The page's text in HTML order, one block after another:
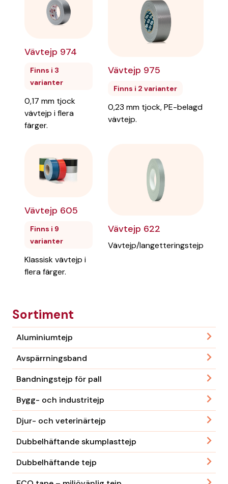
Sortiment
Aluminiumtejp
Avspärrningsband
Bandningstejp för pall
Bygg- och industritejp
Djur- och veterinärtejp
Dubbelhäftande skumplasttejp
Dubbelhäftande tejp
Vävtejp 974
Finns i 3
varianter
0,17 mm tjock
vävtejp i flera
färger.
Vävtejp 975
Finns i 2 varianter
0,23 mm tjock, PE-belagd
vävtejp.
Vävtejp 605
Finns i 9
varianter
Klassisk vävtejp i
flera färger.
Vävtejp 622
Vävtejp/langetteringstejp